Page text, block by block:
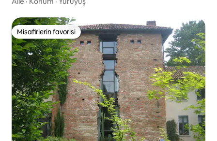
Misafirlerin favorisi
Misafirlerin favorisi